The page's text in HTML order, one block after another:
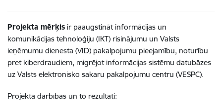
Projekta mērķis ir paaugstināt informācijas un
komunikācijas tehnoloģiju (IKT) risinājumu un Valsts
ieņēmumu dienesta (VID) pakalpojumu pieejamību, noturību
pret kiberdraudiem, migrējot informācijas sistēmu datubāzes
uz Valsts elektronisko sakaru pakalpojumu centru (VESPC).
Projekta darbības un to rezultāti: